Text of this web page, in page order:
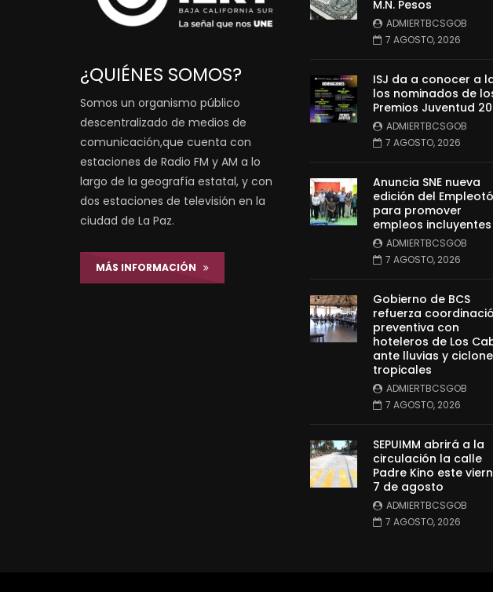
¿QUIÉNES SOMOS?
Somos un organismo público
descentralizado de medios de
comunicación,que cuenta con
estaciones de Radio FM y AM a lo
largo de la geografía estatal, y con
dos estaciones de televisión en la
ciudad de La Paz.
MÁS INFORMACIÓN
M.N. Pesos
ADMIERTBCSGOB
7 AGOSTO, 2026
ISJ da a conocer a
los nominados de
Premios Juventud
ADMIERTBCSGOB
7 AGOSTO, 2026
Anuncia SNE nueva
edición del
para promover
empleos incluyentes
ADMIERTBCSGOB
7 AGOSTO, 2026
Gobierno de BCS
refuerza
preventiva con
hoteleros de Los
ante lluvias y
tropicales
ADMIERTBCSGOB
7 AGOSTO, 2026
SEPUIMM abrirá a la
circulación la calle
Padre Kino este
7 de agosto
ADMIERTBCSGOB
7 AGOSTO, 2026